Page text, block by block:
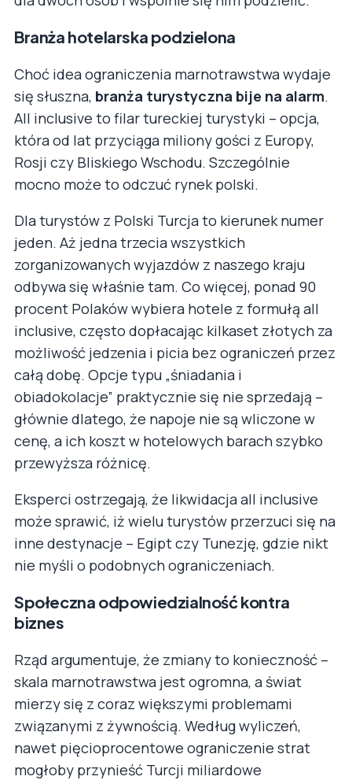
Branża hotelarska podzielona
Choć idea ograniczenia marnotrawstwa wydaje
się słuszna, branża turystyczna bije na alarm.
All inclusive to filar tureckiej turystyki – opcja,
która od lat przyciąga miliony gości z Europy,
Rosji czy Bliskiego Wschodu. Szczególnie
mocno może to odczuć rynek polski.
Dla turystów z Polski Turcja to kierunek numer
jeden. Aż jedna trzecia wszystkich
zorganizowanych wyjazdów z naszego kraju
odbywa się właśnie tam. Co więcej, ponad 90
procent Polaków wybiera hotele z formułą all
inclusive, często dopłacając kilkaset złotych za
możliwość jedzenia i picia bez ograniczeń przez
całą dobę. Opcje typu „śniadania i
obiadokolacje” praktycznie się nie sprzedają –
głównie dlatego, że napoje nie są wliczone w
cenę, a ich koszt w hotelowych barach szybko
przewyższa różnicę.
Eksperci ostrzegają, że likwidacja all inclusive
może sprawić, iż wielu turystów przerzuci się na
inne destynacje – Egipt czy Tunezję, gdzie nikt
nie myśli o podobnych ograniczeniach.
Społeczna odpowiedzialność kontra
biznes
Rząd argumentuje, że zmiany to konieczność –
skala marnotrawstwa jest ogromna, a świat
mierzy się z coraz większymi problemami
związanymi z żywnością. Według wyliczeń,
nawet pięcioprocentowe ograniczenie strat
mogłoby przynieść Turcji miliardowe